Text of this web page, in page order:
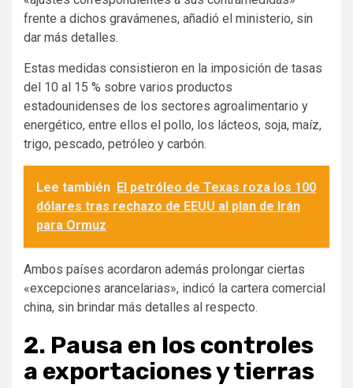
frente a dichos gravámenes, añadió el ministerio, sin
dar más detalles.
Estas medidas consistieron en la imposición de tasas
del 10 al 15 % sobre varios productos
estadounidenses de los sectores agroalimentario y
energético, entre ellos el pollo, los lácteos, soja, maíz,
trigo, pescado, petróleo y carbón.
Lee también El petróleo de Texas roza los 100
dólares tras rechazo de EEUU al plan de Irán
para Ormuz
Ambos países acordaron además prolongar ciertas
«excepciones arancelarias», indicó la cartera comercial
china, sin brindar más detalles al respecto.
2. Pausa en los controles
a exportaciones y tierras